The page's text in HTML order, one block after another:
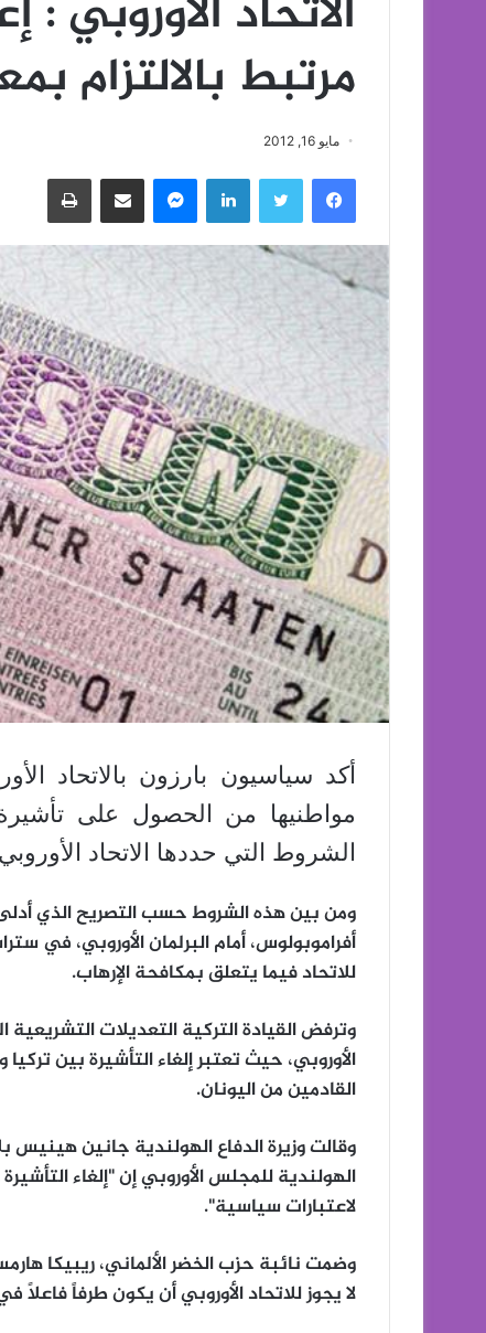
الاتحاد الأوروبي :
مرتبط بالالتزام
مايو 16, 2012
فيسبوك تويتر لينكدإن ماسنجر مشاركة عبر البريد طباعة
أكد سياسيون بارزون بالاتحاد
مواطنيها من الحصول على
الشروط التي حددها الاتحاد
ومن بين هذه الشروط حسب التصريح الذي
أفراموبولوس، أمام البرلمان الأوروبي، في
للاتحاد فيما يتعلق بمكافحة الإرهاب.
وترفض القيادة التركية التعديلات
الأوروبي، حيث تعتبر إلغاء التأشيرة بين
القادمين من اليونان.
وقالت وزيرة الدفاع الهولندية جانين
الهولندية للمجلس الأوروبي إن "إلغاء
لاعتبارات سياسية".
وضمت نائبة حزب الخضر الألماني، ريبيكا
لا يجوز للاتحاد الأوروبي أن يكون طرفاً